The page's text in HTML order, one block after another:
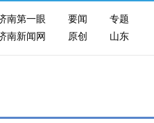
南第一眼 要闻 专题
南新闻网 原创 山东